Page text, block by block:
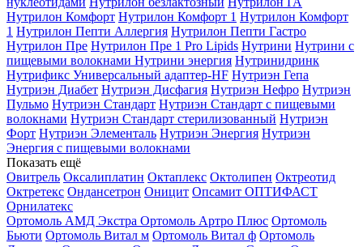
Нутрилон Комфорт Нутрилон Комфорт 1 Нутрилон Комфорт
1 Нутрилон Пепти Аллергия Нутрилон Пепти Гастро
Нутрилон Пре Нутрилон Пре 1 Pro Lipids Нутрини Нутрини с
пищевыми волокнами Нутрини энергия Нутринидринк
Нутрификс Универсальный адаптер-HF Нутриэн Гепа
Нутриэн Диабет Нутриэн Дисфагия Нутриэн Нефро Нутриэн
Пульмо Нутриэн Стандарт Нутриэн Стандарт с пищевыми
волокнами Нутриэн Стандарт стерилизованный Нутриэн
Форт Нутриэн Элементаль Нутриэн Энергия Нутриэн
Энергия с пищевыми волокнами
Показать ещё
Овитрель Оксалиплатин Октаплекс Октолипен Октреотид
Октретекс Ондансетрон Оницит Опсамит ОПТИФАСТ
Орнилатекс
Ортомоль АМД Экстра Ортомоль Артро Плюс Ортомоль
Бьюти Ортомоль Витал м Ортомоль Витал ф Ортомоль